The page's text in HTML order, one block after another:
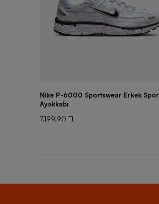
Nike P-6000 Sportswear Erkek Spor
Ayakkabı
7.199,90 TL